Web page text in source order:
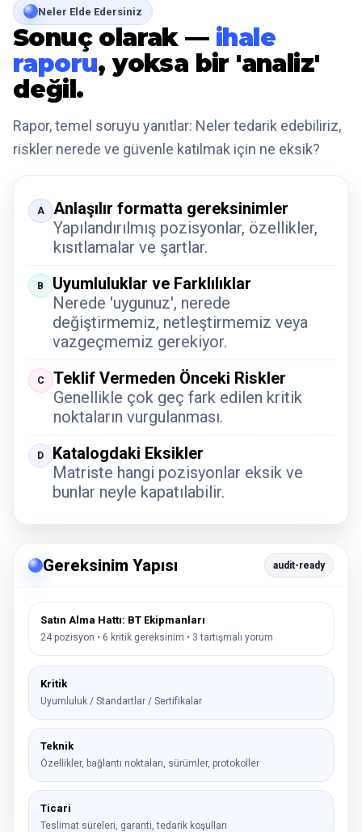
Neler Elde Edersiniz
Sonuç olarak — ihale
raporu, yoksa bir 'analiz'
değil.
Rapor, temel soruyu yanıtlar: Neler tedarik edebiliriz,
riskler nerede ve güvenle katılmak için ne eksik?
A
Anlaşılır formatta gereksinimler
Yapılandırılmış pozisyonlar, özellikler,
kısıtlamalar ve şartlar.
B
Uyumluluklar ve Farklılıklar
Nerede 'uygunuz', nerede
değiştirmemiz, netleştirmemiz veya
vazgeçmemiz gerekiyor.
C
Teklif Vermeden Önceki Riskler
Genellikle çok geç fark edilen kritik
noktaların vurgulanması.
D
Katalogdaki Eksikler
Matriste hangi pozisyonlar eksik ve
bunlar neyle kapatılabilir.
Gereksinim Yapısı audit-ready
Satın Alma Hattı: BT Ekipmanları
24 pozisyon • 6 kritik gereksinim • 3 tartışmalı yorum
Kritik
Uyumluluk / Standartlar / Sertifikalar
Teknik
Özellikler, bağlantı noktaları, sürümler, protokoller
Ticari
Teslimat süreleri, garanti, tedarik koşulları